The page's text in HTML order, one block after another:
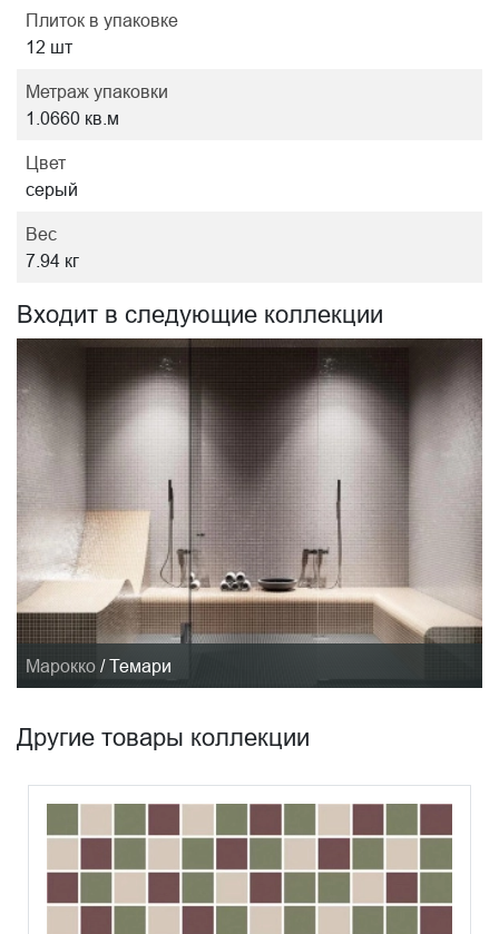
Плиток в упаковке
12 шт
Метраж упаковки
1.0660 кв.м
Цвет
серый
Вес
7.94 кг
Входит в следующие коллекции
Марокко / Темари
Другие товары коллекции